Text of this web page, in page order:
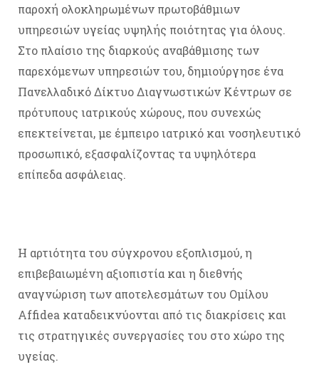
παροχή ολοκληρωμένων πρωτοβάθμιων
υπηρεσιών υγείας υψηλής ποιότητας για όλους.
Στο πλαίσιο της διαρκούς αναβάθμισης των
παρεχόμενων υπηρεσιών του, δημιούργησε ένα
Πανελλαδικό Δίκτυο Διαγνωστικών Κέντρων σε
πρότυπους ιατρικούς χώρους, που συνεχώς
επεκτείνεται, με έμπειρο ιατρικό και νοσηλευτικό
προσωπικό, εξασφαλίζοντας τα υψηλότερα
επίπεδα ασφάλειας.
Η αρτιότητα του σύγχρονου εξοπλισμού, η
επιβεβαιωμένη αξιοπιστία και η διεθνής
αναγνώριση των αποτελεσμάτων του Ομίλου
Affidea καταδεικνύονται από τις διακρίσεις και
τις στρατηγικές συνεργασίες του στο χώρο της
υγείας.